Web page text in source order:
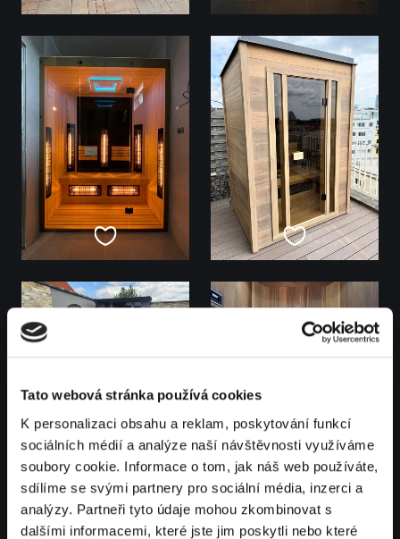
Tato webová stránka používá cookies
K personalizaci obsahu a reklam, poskytování funkcí
sociálních médií a analýze naší návštěvnosti využíváme
soubory cookie. Informace o tom, jak náš web používáte,
sdílíme se svými partnery pro sociální média, inzerci a
analýzy. Partneři tyto údaje mohou zkombinovat s
dalšími informacemi, které jste jim poskytli nebo které